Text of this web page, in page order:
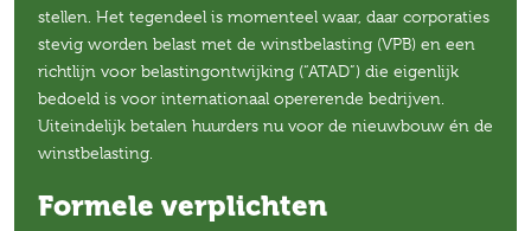
stellen. Het tegendeel is momenteel waar, daar corporaties
stevig worden belast met de winstbelasting (VPB) en een
richtlijn voor belastingontwijking (“ATAD”) die eigenlijk
bedoeld is voor internationaal opererende bedrijven.
Uiteindelijk betalen huurders nu voor de nieuwbouw én de
winstbelasting.
Formele verplichten